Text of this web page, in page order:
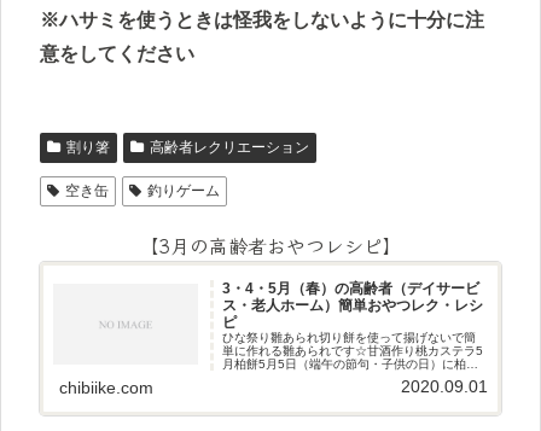
※ハサミを使うときは怪我をしないように十分に注
意をしてください
割り箸 高齢者レクリエーション
空き缶 釣りゲーム
【3月の高齢者おやつレシピ】
3・4・5月（春）の高齢者（デイサービ
ス・老人ホーム）簡単おやつレク・レシ
ピ
ひな祭り雛あられ切り餅を使って揚げないで簡
単に作れる雛あられです☆甘酒作り桃カステラ5
月柏餅5月5日（端午の節句・子供の日）に柏餅
日）にちまき作りです☆ほうじ茶プリン抹茶パ
chibiike.com 2020.09.01